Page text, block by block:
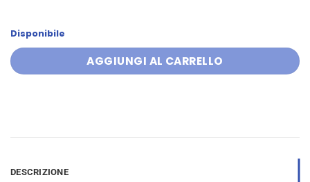
Disponibile
AGGIUNGI AL CARRELLO
DESCRIZIONE